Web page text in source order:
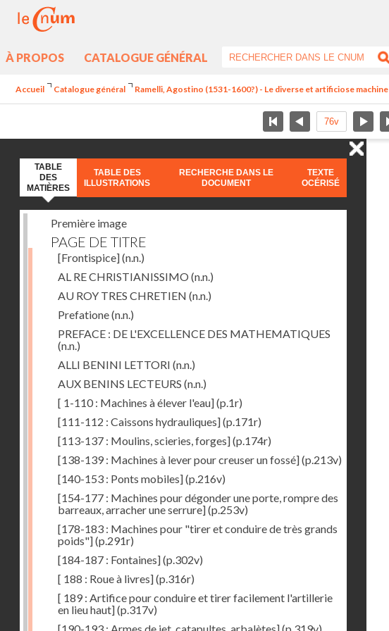
À PROPOS CATALOGUE GÉNÉRAL
Accueil Catalogue général Ramelli, Agostino (1531-1600?) - Le diverse et artificiose machine
TABLE
DES
MATIÈRES
TABLE DES
ILLUSTRATIONS
RECHERCHE DANS LE
DOCUMENT
TEXTE
OCÉRISÉ
Première image
PAGE DE TITRE
[Frontispice](n.n.)
AL RE CHRISTIANISSIMO (n.n.)
AU ROY TRES CHRETIEN (n.n.)
Prefatione(n.n.)
PREFACE : DE L'EXCELLENCE DES MATHEMATIQUES
(n.n.)
ALLI BENINI LETTORI (n.n.)
AUX BENINS LECTEURS (n.n.)
[ 1-110 : Machines à élever l'eau](p.1r)
[111-112 : Caissons hydrauliques](p.171r)
[113-137 : Moulins, scieries, forges](p.174r)
[138-139 : Machines à lever pour creuser un fossé](p.213v)
[140-153 : Ponts mobiles](p.216v)
[154-177 : Machines pour dégonder une porte, rompre des
barreaux, arracher une serrure](p.253v)
[178-183 : Machines pour "tirer et conduire de très grands
poids"](p.291r)
[184-187 : Fontaines](p.302v)
[ 188 : Roue à livres](p.316r)
[ 189 : Artifice pour conduire et tirer facilement l'artillerie
en lieu haut](p.317v)